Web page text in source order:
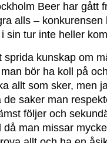
Beer har gått
alls – konkurensen
sin tur inte heller
kunskap om
bör ha koll på
allt som sker, men
saker man
följer och
man missar